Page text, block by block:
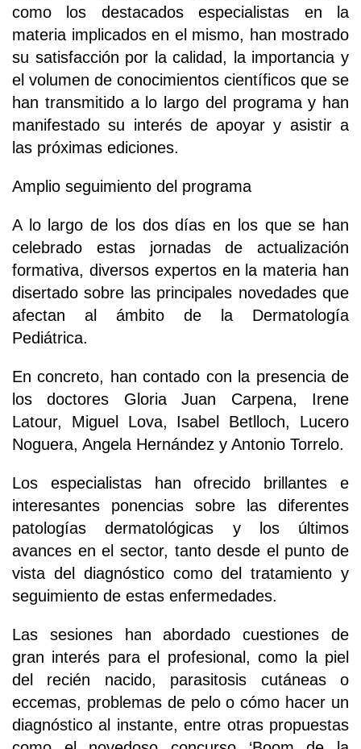
como los destacados especialistas en la
materia implicados en el mismo, han mostrado
su satisfacción por la calidad, la importancia y
el volumen de conocimientos científicos que se
han transmitido a lo largo del programa y han
manifestado su interés de apoyar y asistir a
las próximas ediciones.
Amplio seguimiento del programa
A lo largo de los dos días en los que se han
celebrado estas jornadas de actualización
formativa, diversos expertos en la materia han
disertado sobre las principales novedades que
afectan al ámbito de la Dermatología
Pediátrica.
En concreto, han contado con la presencia de
los doctores Gloria Juan Carpena, Irene
Latour, Miguel Lova, Isabel Betlloch, Lucero
Noguera, Angela Hernández y Antonio Torrelo.
Los especialistas han ofrecido brillantes e
interesantes ponencias sobre las diferentes
patologías dermatológicas y los últimos
avances en el sector, tanto desde el punto de
vista del diagnóstico como del tratamiento y
seguimiento de estas enfermedades.
Las sesiones han abordado cuestiones de
gran interés para el profesional, como la piel
del recién nacido, parasitosis cutáneas o
eccemas, problemas de pelo o cómo hacer un
diagnóstico al instante, entre otras propuestas